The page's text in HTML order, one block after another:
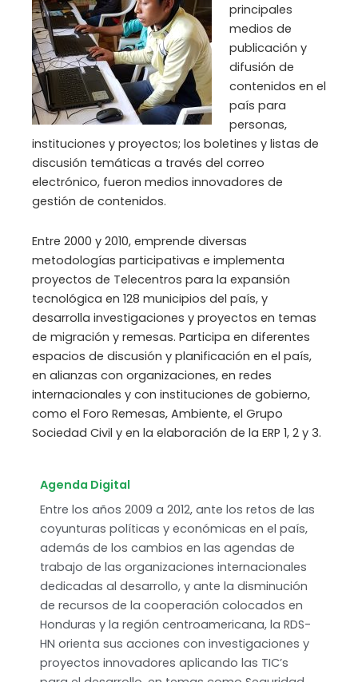
principales
medios de
publicación y
difusión de
contenidos en el
país para
personas,
instituciones y proyectos; los boletines y listas de
discusión temáticas a través del correo
electrónico, fueron medios innovadores de
gestión de contenidos.
Entre 2000 y 2010, emprende diversas
metodologías participativas e implementa
proyectos de Telecentros para la expansión
tecnológica en 128 municipios del país, y
desarrolla investigaciones y proyectos en temas
de migración y remesas. Participa en diferentes
espacios de discusión y planificación en el país,
en alianzas con organizaciones, en redes
internacionales y con instituciones de gobierno,
como el Foro Remesas, Ambiente, el Grupo
Sociedad Civil y en la elaboración de la ERP 1, 2 y 3.
Agenda Digital
Entre los años 2009 a 2012, ante los retos de las
coyunturas políticas y económicas en el país,
además de los cambios en las agendas de
trabajo de las organizaciones internacionales
dedicadas al desarrollo, y ante la disminución
de recursos de la cooperación colocados en
Honduras y la región centroamericana, la RDS-
HN orienta sus acciones con investigaciones y
proyectos innovadores aplicando las TIC’s